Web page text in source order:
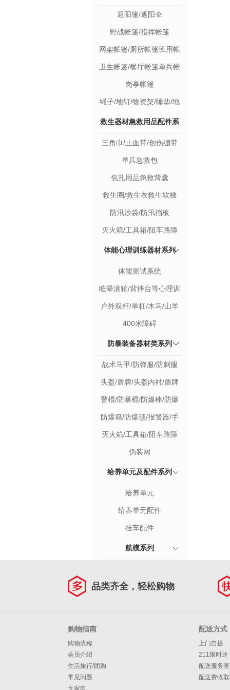
遮阳篷/遮阳伞
野战帐篷/指挥帐篷
网架帐篷/厕所帐篷班用帐
卫生帐篷/餐厅帐篷单兵帐
篷/双人帐篷
岗亭帐篷
绳子/地钉/物资架/睡垫/地
救生器材急救用品配件系
列
三角巾/止血带/创伤绷带
单兵急救包
包扎用品急救背囊
救生圈/救生衣救生软梯
防汛沙袋/防汛挡板
灭火箱/工具箱/阻车路障
体能心理训练器材系列
体能测试系统
眩晕滚轮/背摔台等心理训
练器材
户外双杆/单杠/木马/山羊
400米障碍
防暴装备器材类系列
战术马甲/防弹服/防刺服
防爆套装
头盔/盾牌/头盔内衬/盾牌
支架盔甲/护具/防割手套
警棍/防暴棍/防爆棒/防爆
灯/警示灯钢叉
防爆箱/防爆毯/报警器/手
摇报警器防爆装备架
灭火箱/工具箱/阻车路障
伪装网
给养单元及配件系列
给养单元
给养单元配件
挂车配件
航模系列
品类齐全，轻松购物
购物指南
购物流程
会员介绍
生活旅行/团购
常见问题
大家电
配送方式
上门自提
211限时达
配送服务
配送费收